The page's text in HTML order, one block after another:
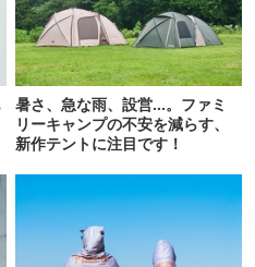
暑さ、急な雨、設営…。ファミ
リーキャンプの不安を減らす、
新作テントに注目です！